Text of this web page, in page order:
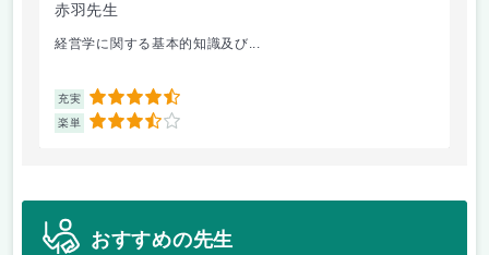
赤羽先生
経営学に関する基本的知識及び...
充実 4.5
楽単 3.5
おすすめの先生